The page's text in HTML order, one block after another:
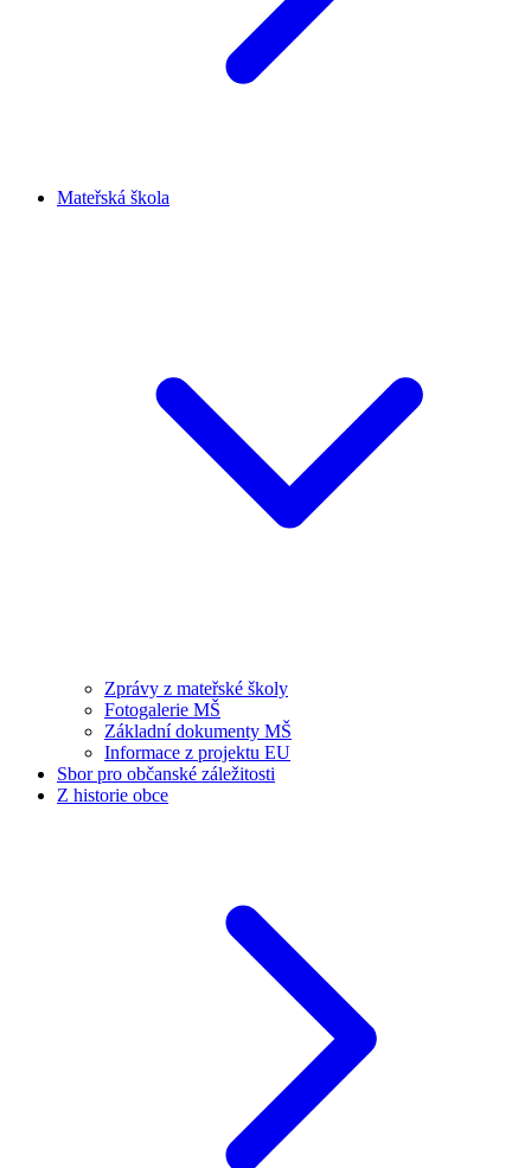
Mateřská škola
Zprávy z mateřské školy
Fotogalerie MŠ
Základní dokumenty MŠ
Informace z projektu EU
Sbor pro občanské záležitosti
Z historie obce